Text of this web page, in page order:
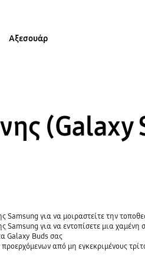
Αξεσουάρ
(Galaxy
την τοποθεσία σας με τους φίλους, το παιδί,
για να εντοπίσετε μια χαμένη
Galaxy Buds σας
από μη εγκεκριμένους τρίτους